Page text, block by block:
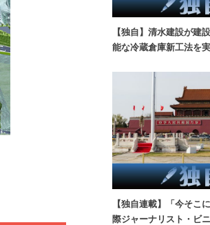
【独自】清水建設が建
能な冷蔵倉庫新工法を
【独自連載】「今そ
際ジャーナリスト・ビ